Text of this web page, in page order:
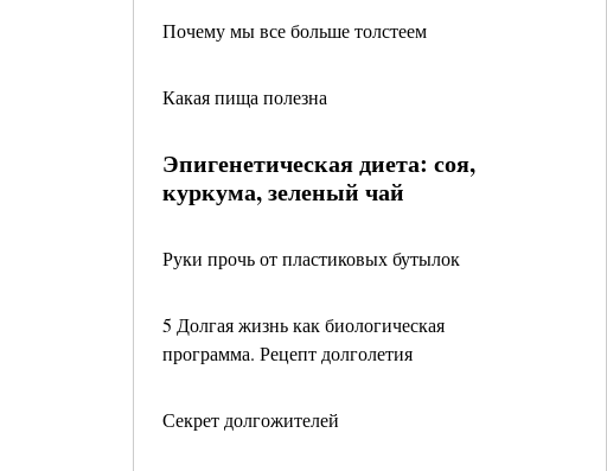
Почему мы все больше толстеем
Какая пища полезна
Эпигенетическая диета: соя,
куркума, зеленый чай
Руки прочь от пластиковых бутылок
5 Долгая жизнь как биологическая
программа. Рецепт долголетия
Секрет долгожителей